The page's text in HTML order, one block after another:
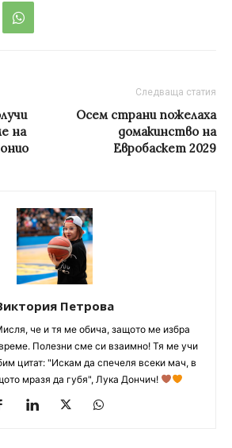
на
Следваща статия
Осем страни пожелаха
домакинство на
Евробаскет 2029
Петрова
че и тя ме обича, защото ме избра
Полезни сме си взаимно! Тя ме учи
цитат: "Искам да спечеля всеки мач, в
мразя да губя", Лука Дончич!